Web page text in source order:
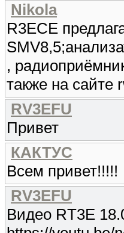
Nikola
R3ECE
,
также на сайте
RV3EFU
Привет
КАКТУС
Всем привет!!!!!
RV3EFU
Видео RT3E